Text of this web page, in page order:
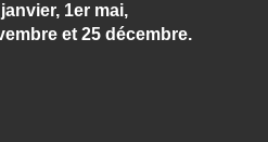
1er mai,
et 25 décembre.